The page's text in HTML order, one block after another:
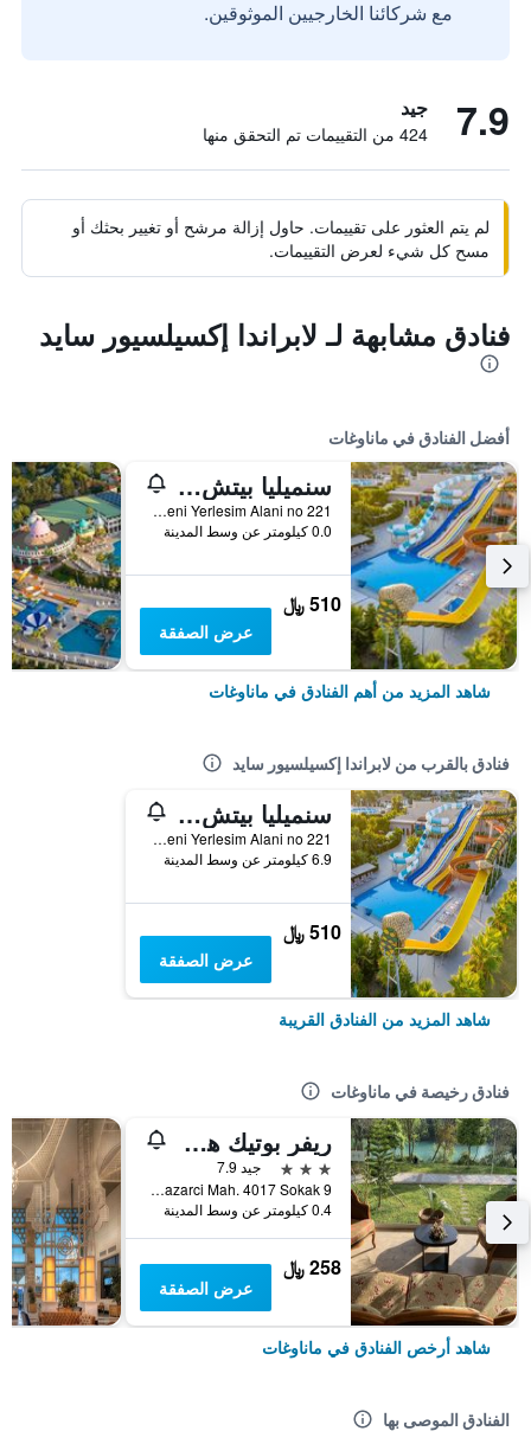
مع شركائنا الخارجيين الموثوقين.
7.9 جيد
424 من التقييمات تم التحقق منها
لم يتم العثور على تقييمات. حاول إزالة مرشح أو تغيير بحثك أو
مسح كل شيء لعرض التقييمات.
فنادق مشابهة لـ لابراندا إكسيلسيور سايد
أفضل الفنادق في ماناوغات
سنميليا بيتش ريزورت هوتل آند سبا
Kizilagac Mah Yeni Yerlesim Alani no 221, ماناوغات, تركيا
0.0 كيلومتر عن وسط المدينة
510 ﷼
عرض الصفقة
شاهد المزيد من أهم الفنادق في ماناوغات
فنادق بالقرب من لابراندا إكسيلسيور سايد
سنميليا بيتش ريزورت هوتل آند سبا
Kizilagac Mah Yeni Yerlesim Alani no 221, ماناوغات, تركيا
6.9 كيلومتر عن وسط المدينة
510 ﷼
عرض الصفقة
شاهد المزيد من الفنادق القريبة
فنادق رخيصة في ماناوغات
ريفر بوتيك هوتل
3 نجوم
جيد 7.9
Yukari Pazarci Mah. 4017 Sokak 9, ماناوغات, تركيا
0.4 كيلومتر عن وسط المدينة
258 ﷼
عرض الصفقة
شاهد أرخص الفنادق في ماناوغات
الفنادق الموصى بها